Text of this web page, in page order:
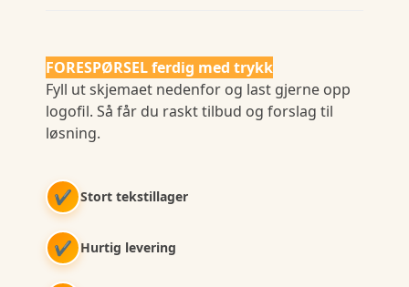
FORESPØRSEL ferdig med trykk
Fyll ut skjemaet nedenfor og last gjerne opp
logofil. Så får du raskt tilbud og forslag til
løsning.
✔ Stort tekstillager
✔ Hurtig levering